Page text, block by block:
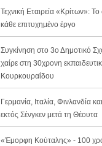
Τεχνική Εταιρεία «Κρίτων»:
κάθε επιτυχημένο έργο
Συγκίνηση στο 3ο Δημοτικό
χαίρε στη 30χρονη
Κουρκουραΐδου
Γερμανία, Ιταλία, Φινλανδία
εκτός Σένγκεν μετά τη Θέουτα
«Έμορφη Κούταλης» - 100